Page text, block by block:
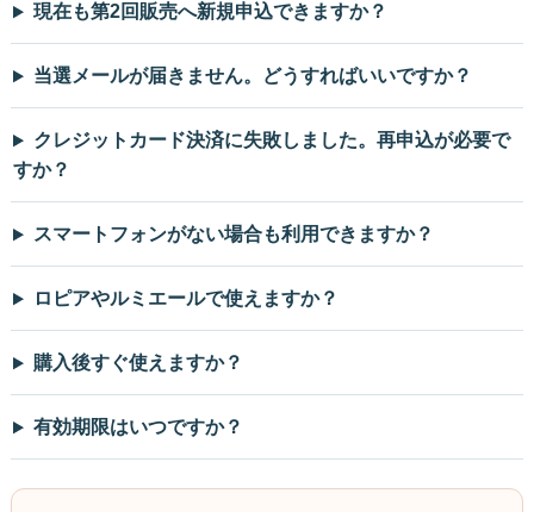
現在も第2回販売へ新規申込できますか？
当選メールが届きません。どうすればいいですか？
クレジットカード決済に失敗しました。再申込が必要で
すか？
スマートフォンがない場合も利用できますか？
ロピアやルミエールで使えますか？
購入後すぐ使えますか？
有効期限はいつですか？